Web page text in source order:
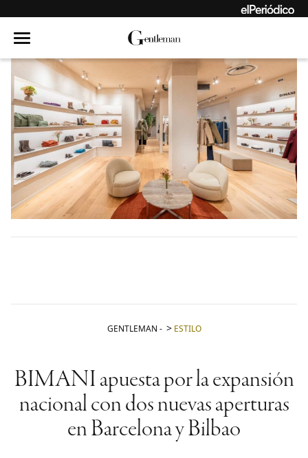
GENTLEMAN - ESTILO
BIMANI apuesta por la expansión
nacional con dos nuevas aperturas
en Barcelona y Bilbao